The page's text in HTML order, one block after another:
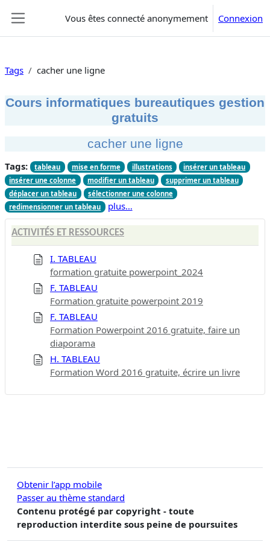
Vous êtes connecté anonymement Connexion
Tags cacher une ligne
Cours informatiques bureautiques gestion
gratuits
cacher une ligne
Tags: tableau mise en forme illustrations
insérer un tableau
insérer une colonne
modifier un tableau
supprimer un tableau
déplacer un tableau
sélectionner une colonne
redimensionner un tableau
plus…
ACTIVITÉS ET RESSOURCES
I. TABLEAU
formation gratuite powerpoint_2024
F. TABLEAU
Formation gratuite powerpoint 2019
F. TABLEAU
Formation Powerpoint 2016 gratuite, faire un
diaporama
H. TABLEAU
Formation Word 2016 gratuite, écrire un livre
Obtenir l’app mobile
Passer au thème standard
Contenu protégé par copyright - toute
reproduction interdite sous peine de poursuites